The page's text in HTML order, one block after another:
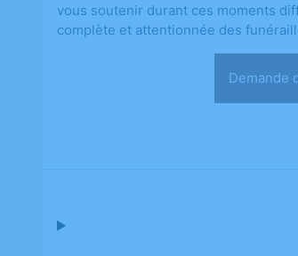
vous soutenir durant ces moments
complète et attentionnée des